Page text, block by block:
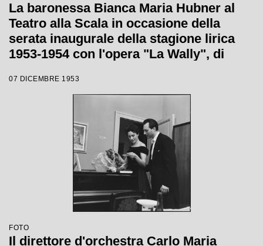
La baronessa Bianca Maria Hubner al
Teatro alla Scala in occasione della
serata inaugurale della stagione lirica
1953-1954 con l'opera "La Wally", di
Giulini, con la regia di Tatiana Pavlova
07 DICEMBRE 1953
FOTO
Il direttore d'orchestra Carlo Maria